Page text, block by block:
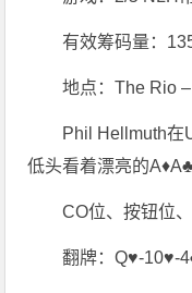
有效筹码量：
地点：The Rio
Phil Hellmuth在
低头看着漂亮的
CO位、按钮位
翻牌：Q♥-10♥-